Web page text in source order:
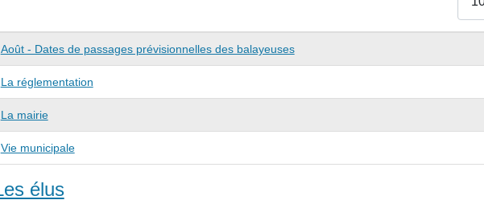
Titre
Août - Dates de passages prévisionnelles des balayeuses
La réglementation
La mairie
Vie municipale
élus